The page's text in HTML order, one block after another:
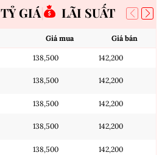
TỶ GIÁ LÃI SUẤT
Giá mua Giá bán
138,500 142,200
138,500 142,200
138,500 142,200
138,500 142,200
138,500 142,200